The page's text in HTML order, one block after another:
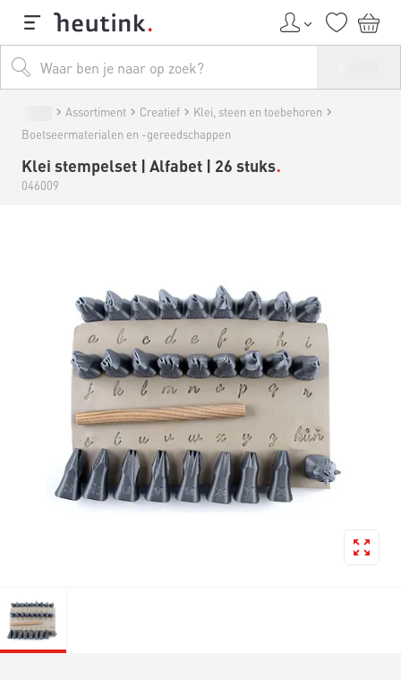
Assortiment Creatief
Klei, steen en toebehoren
Boetseermaterialen en -gereedschappen
Klei stempelset | Alfabet | 26 stuks
046009